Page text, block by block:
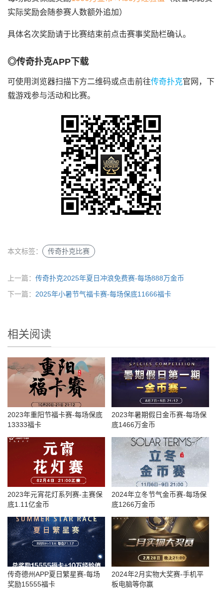
实际奖励会随参赛人数额外追加）
具体名次奖励请于比赛结束前点击赛事奖励栏确认。
◎传奇扑克APP下载
可使用浏览器扫描下方二维码或点击前往传奇扑克官网，下
载游戏参与活动和比赛。
本文标签： 传奇扑克比赛
上一篇： ​传奇扑克2025年夏日冲浪免费赛-每场888万金币
下一篇： 2025年小暑节气福卡赛-每场保底11666福卡
相关阅读
2023年重阳节福卡赛-每场保底
13333福卡
2023年暑期假日金币赛-每场保
底1466万金币
2023年元宵花灯系列赛-主赛保
底1.11亿金币
2024年立冬节气金币赛-每场保
底1266万金币
传奇德州APP夏日繁星赛-每场
奖励15555福卡
2024年2月实物大奖赛-手机平
板电脑等你赢